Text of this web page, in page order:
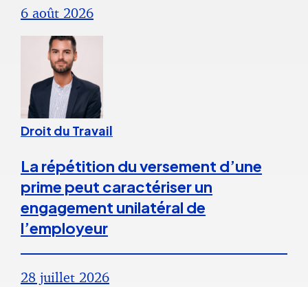
6 août 2026
Droit du Travail
La répétition du versement d’une
prime peut caractériser un
engagement unilatéral de
l’employeur
28 juillet 2026